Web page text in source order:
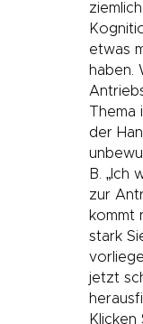
etwas
haben.
der
B. „Ich
zur
kommt
stark
jetzt
Klicken